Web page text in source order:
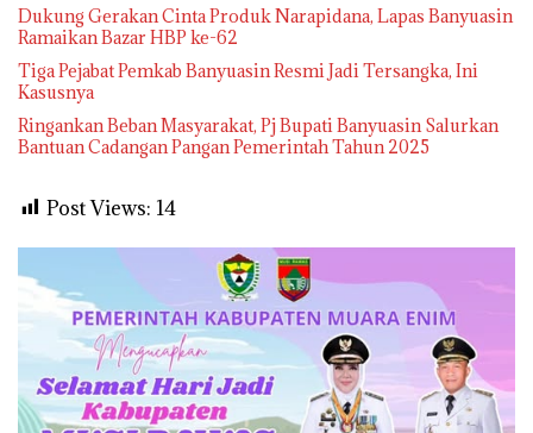
Dukung Gerakan Cinta Produk Narapidana, Lapas Banyuasin
Ramaikan Bazar HBP ke-62
Tiga Pejabat Pemkab Banyuasin Resmi Jadi Tersangka, Ini
Kasusnya
Ringankan Beban Masyarakat, Pj Bupati Banyuasin Salurkan
Bantuan Cadangan Pangan Pemerintah Tahun 2025
Post Views: 14